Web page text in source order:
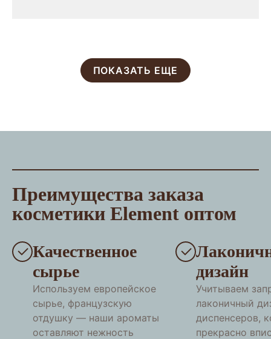
ПОКАЗАТЬ ЕЩЕ
Преимущества заказа
косметики Element оптом
Качественное
сырье
Используем европейское
сырье, французскую
отдушку — наши ароматы
оставляют нежность
дизайн
Учитываем
лаконичный
диспенсеров,
прекрасно